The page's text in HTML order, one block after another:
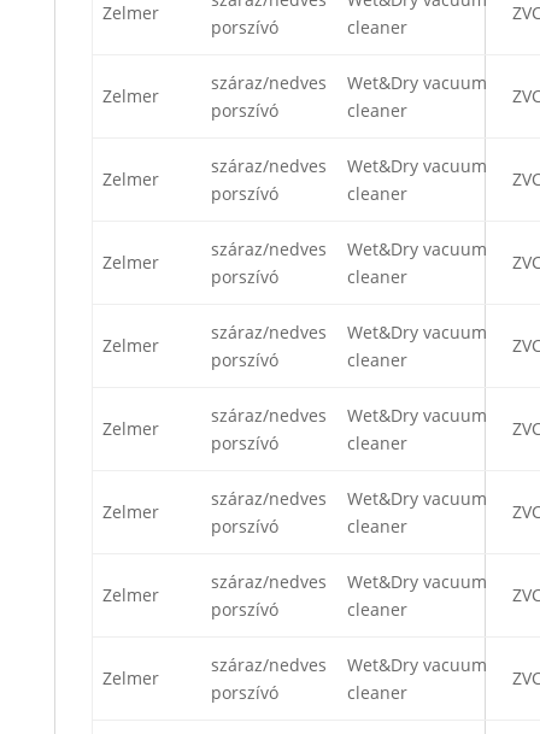
Zelmer
porszívó
cleaner
Zelmer
száraz/nedves
porszívó
Wet&Dry vacuum
cleaner
Zelmer
száraz/nedves
porszívó
Wet&Dry vacuum
cleaner
Zelmer
száraz/nedves
porszívó
Wet&Dry vacuum
cleaner
Zelmer
száraz/nedves
porszívó
Wet&Dry vacuum
cleaner
Zelmer
száraz/nedves
porszívó
Wet&Dry vacuum
cleaner
Zelmer
száraz/nedves
porszívó
Wet&Dry vacuum
cleaner
Zelmer
száraz/nedves
porszívó
Wet&Dry vacuum
cleaner
Zelmer
száraz/nedves
porszívó
Wet&Dry vacuum
cleaner